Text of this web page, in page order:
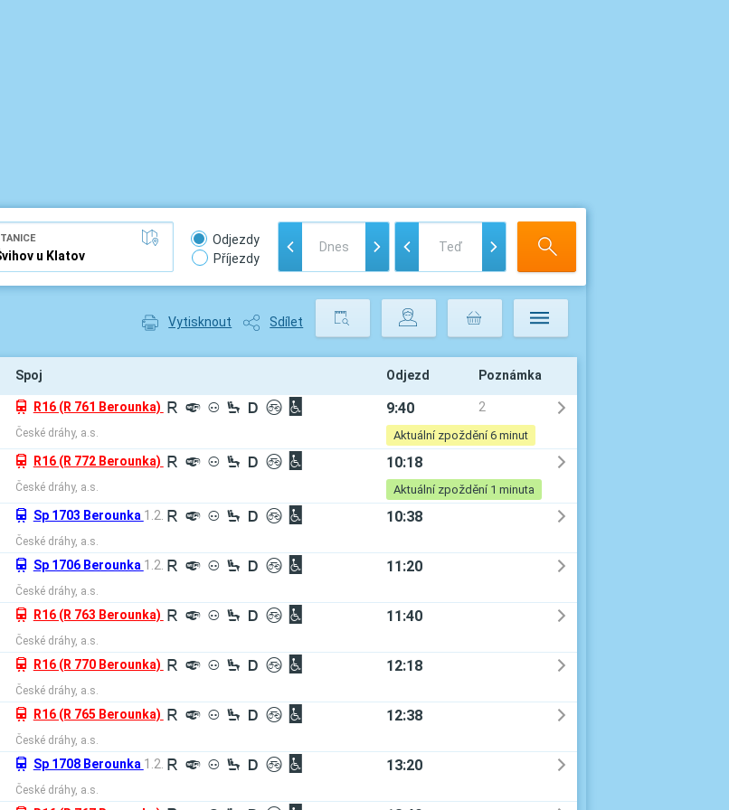
Odjezdy
Příjezdy
Vytisknout Sdílet
Spoj Odjezd Poznámka
û R16 (R 761 Berounka) R º ³ ¼ ® ² © 9:40 2
České dráhy, a.s. Aktuální zpoždění 6 minut
û R16 (R 772 Berounka) R º ³ ¼ ® ² © 10:18
České dráhy, a.s. Aktuální zpoždění 1 minuta
û Sp 1703 Berounka 1.2. R º ³ ¼ ® ² © 10:38
České dráhy, a.s.
û Sp 1706 Berounka 1.2. R º ³ ¼ ® ² © 11:20
České dráhy, a.s.
û R16 (R 763 Berounka) R º ³ ¼ ® ² © 11:40
České dráhy, a.s.
û R16 (R 770 Berounka) R º ³ ¼ ® ² © 12:18
České dráhy, a.s.
û R16 (R 765 Berounka) R º ³ ¼ ® ² © 12:38
České dráhy, a.s.
û Sp 1708 Berounka 1.2. R º ³ ¼ ® ² © 13:20
České dráhy, a.s.